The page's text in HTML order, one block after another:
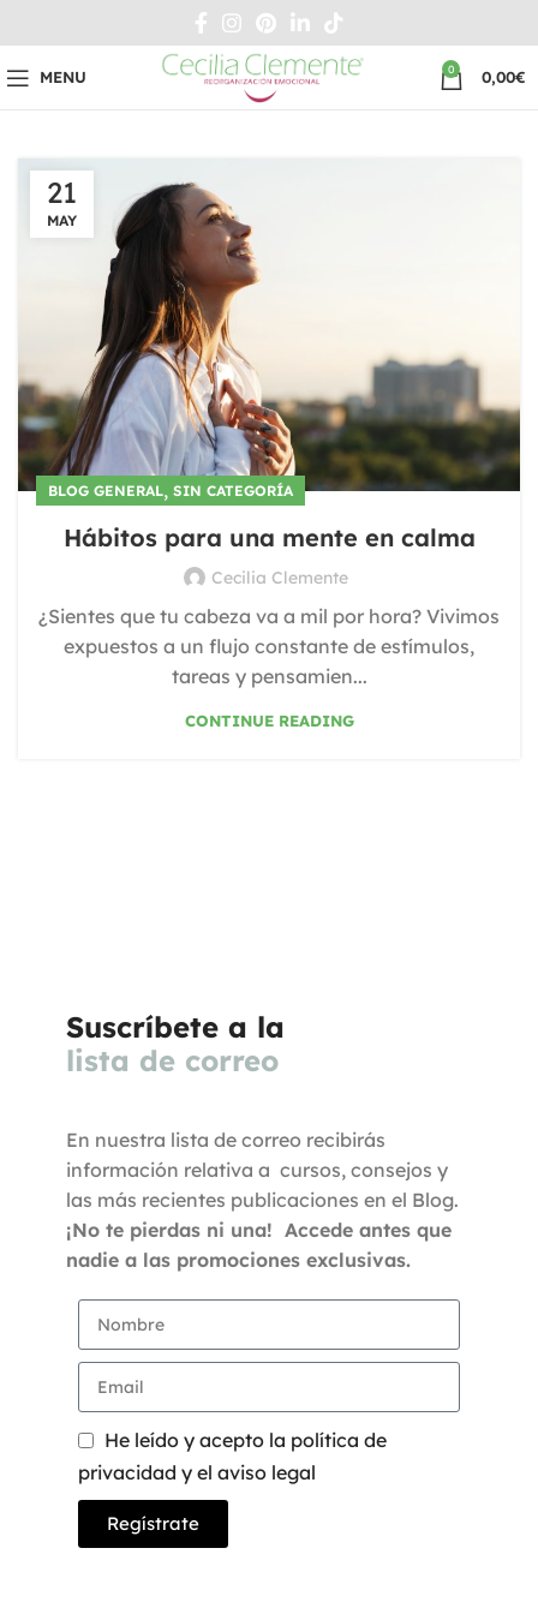
MENU 0 0,00€
21
MAY
BLOG GENERAL, SIN CATEGORÍA
Hábitos para una mente en calma
Cecilia Clemente
¿Sientes que tu cabeza va a mil por hora? Vivimos
expuestos a un flujo constante de estímulos,
tareas y pensamien...
CONTINUE READING
Suscríbete a la
lista de correo
En nuestra lista de correo recibirás
información relativa a cursos, consejos y
las más recientes publicaciones en el Blog.
¡No te pierdas ni una! Accede antes que
nadie a las promociones exclusivas.
He leído y acepto la política de
privacidad y el aviso legal
Regístrate